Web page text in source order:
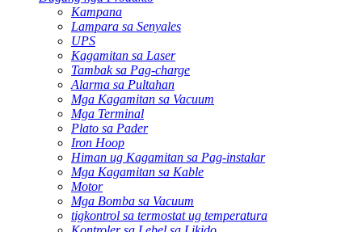
Kampana
Lampara sa Senyales
UPS
Kagamitan sa Laser
Tambak sa Pag-charge
Alarma sa Pultahan
Mga Kagamitan sa Vacuum
Mga Terminal
Plato sa Pader
Iron Hoop
Himan ug Kagamitan sa Pag-instalar
Mga Kagamitan sa Kable
Motor
Mga Bomba sa Vacuum
tigkontrol sa termostat ug temperatura